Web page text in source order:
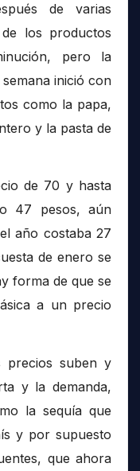
de varias
los productos
pero la
inició con
como la papa,
y la pasta de
de 70 y hasta
47 pesos, aún
año costaba 27
de enero se
forma de que se
a un precio
precios suben y
y la demanda,
la sequía que
y por supuesto
que ahora